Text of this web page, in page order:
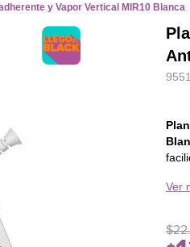
y Vapor Vertical MIR10 Blanca
Ver
$22.